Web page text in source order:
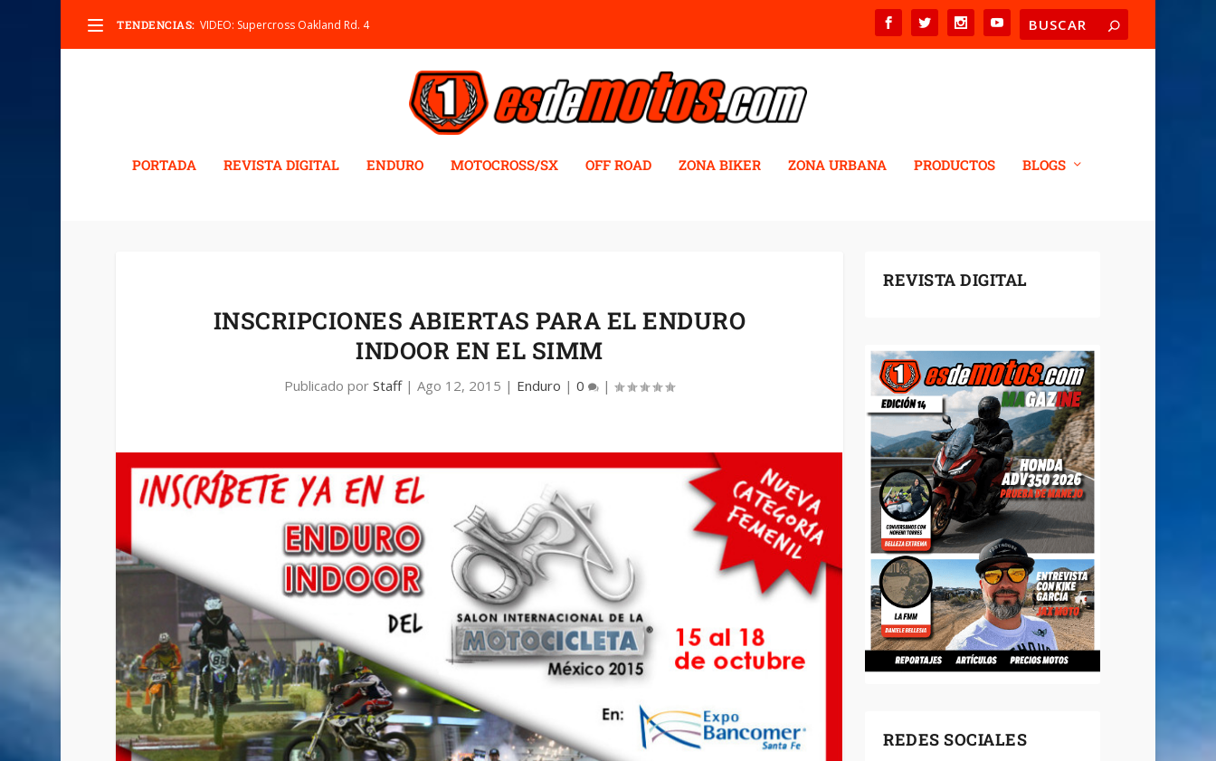
TENDENCIAS: VIDEO: Supercross Oakland Rd. 4
PORTADA REVISTA DIGITAL ENDURO MOTOCROSS/SX OFF ROAD ZONA BIKER ZONA URBANA PRODUCTOS BLOGS
INSCRIPCIONES ABIERTAS PARA EL ENDURO
INDOOR EN EL SIMM
Publicado porStaff|Ago 12, 2015 | Enduro |0 |
REVISTA DIGITAL
REDES SOCIALES